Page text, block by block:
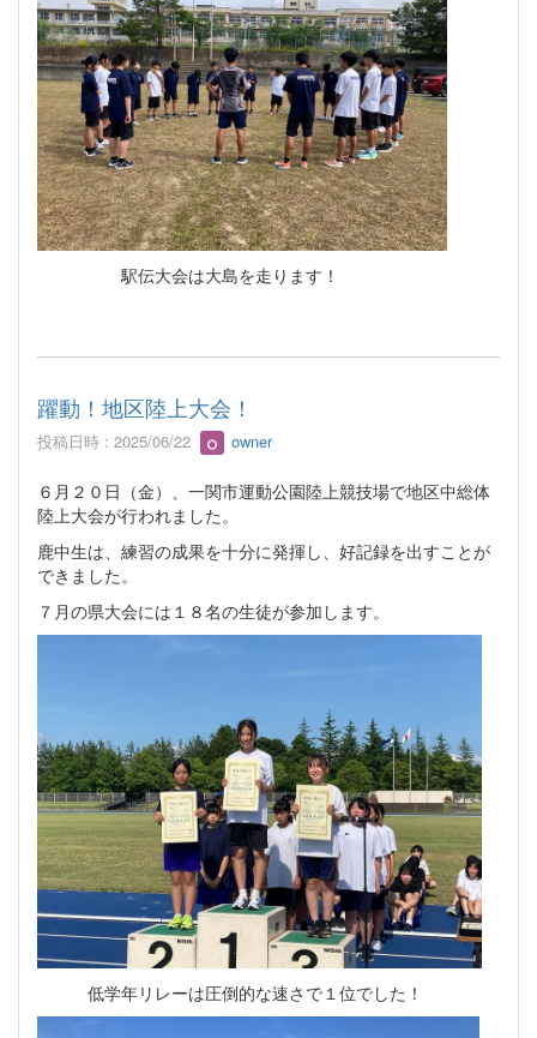
駅伝大会は大島を走ります！
躍動！地区陸上大会！
投稿日時 : 2025/06/22 owner
６月２０日（金）、一関市運動公園陸上競技場で地区中総体
陸上大会が行われました。
鹿中生は、練習の成果を十分に発揮し、好記録を出すことが
できました。
７月の県大会には１８名の生徒が参加します。
低学年リレーは圧倒的な速さで１位でした！